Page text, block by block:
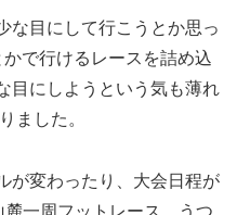
な目にして行こうとか思っ
で行けるレースを詰め込
目にしようという気も薄れ
ました。
が変わったり、大会日程が
麓一周フットレース、うつ